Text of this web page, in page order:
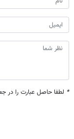
* لطفا حاصل عبارت را در